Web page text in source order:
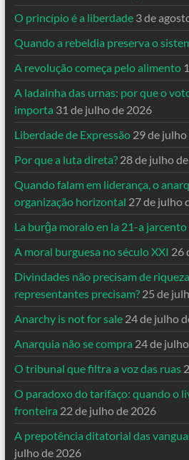
O princípio é a liberdade 3 de
Quando a rebeldia preserva o
A revolução começa pelo alimento
A ladainha das urnas: por que o
importa 31 de julho de 2026
Liberdade de Expressão 29 de
Por que a luta direta? 28 de julho
Quando falam em liderança, o
organização horizontal 27 de julho
La burĝa moralo en la 21-a jarcento
A moral burguesa no século XXI 26
Divindades não precisam de
representantes precisam? 25 de
Anarchy is not for sale 24 de julho
Anarquia não se compra 24 de
O tribunal que filtra a voz das ruas
O paradoxo do tarifaço: quando o
fronteira 22 de julho de 2026
A prepotência ditatorial das
julho de 2026